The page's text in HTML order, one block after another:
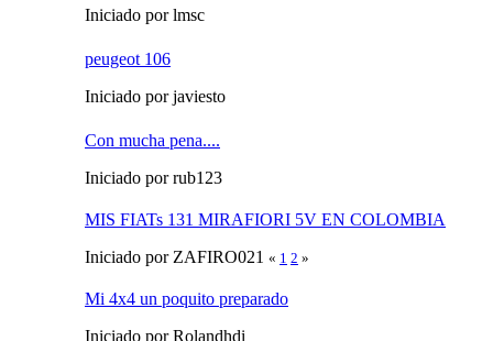
Iniciado por lmsc
peugeot 106
Iniciado por javiesto
Con mucha pena....
Iniciado por rub123
MIS FIATs 131 MIRAFIORI 5V EN COLOMBIA
Iniciado por ZAFIRO021 « 1 2 »
Mi 4x4 un poquito preparado
Iniciado por Rolandhdi